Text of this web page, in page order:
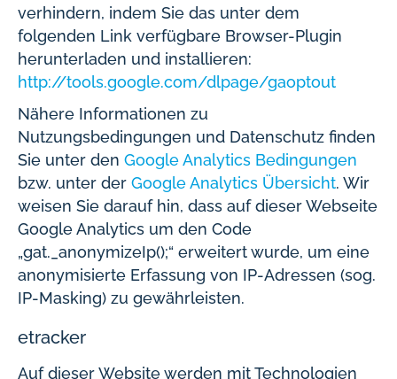
verhindern, indem Sie das unter dem
folgenden Link verfügbare Browser-Plugin
herunterladen und installieren:
http://tools.google.com/dlpage/gaoptout
Nähere Informationen zu
Nutzungsbedingungen und Datenschutz finden
Sie unter den Google Analytics Bedingungen
bzw. unter der Google Analytics Übersicht. Wir
weisen Sie darauf hin, dass auf dieser Webseite
Google Analytics um den Code
„gat._anonymizeIp();“ erweitert wurde, um eine
anonymisierte Erfassung von IP-Adressen (sog.
IP-Masking) zu gewährleisten.
etracker
Auf dieser Website werden mit Technologien